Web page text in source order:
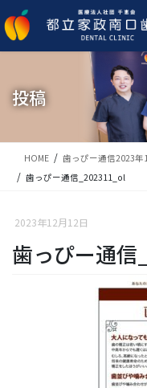
ン
テ
ビ
ゲ
移
投稿
HOME
歯っぴー通信2023年
歯っぴー通信_202311_ol
2023年12月12日
歯っぴー通